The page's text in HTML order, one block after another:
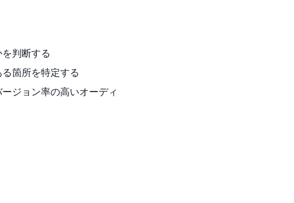
判断する
箇所を特定する
ジョン率の高いオーディ